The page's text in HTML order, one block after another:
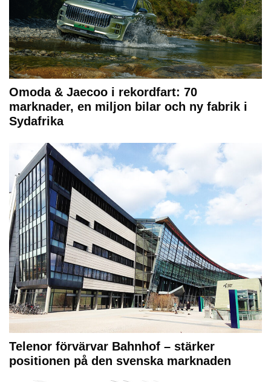
Omoda & Jaecoo i rekordfart: 70
marknader, en miljon bilar och ny fabrik i
Sydafrika
Telenor förvärvar Bahnhof – stärker
positionen på den svenska marknaden